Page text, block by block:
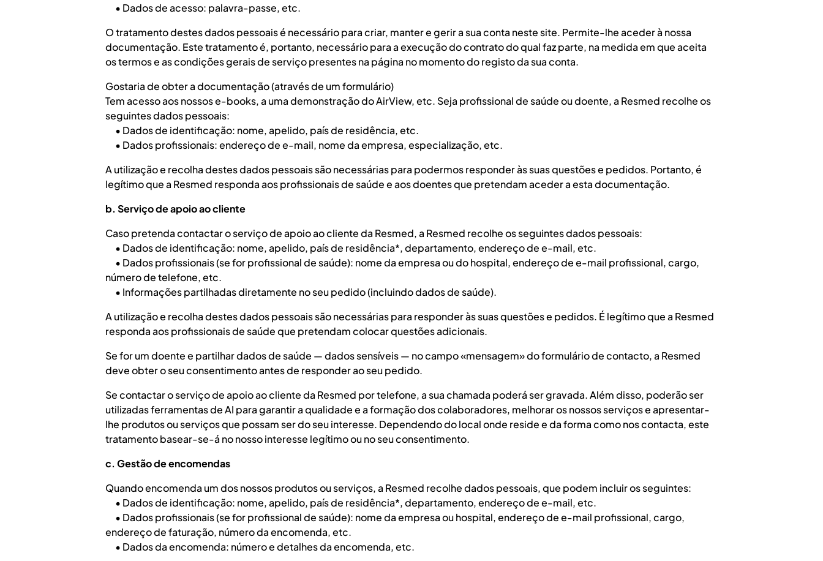
• Dados de acesso: palavra-passe, etc.
O tratamento destes dados pessoais é necessário para criar, manter e gerir a sua conta neste site. Permite-lhe aceder à nossa
documentação. Este tratamento é, portanto, necessário para a execução do contrato do qual faz parte, na medida em que aceita
os termos e as condições gerais de serviço presentes na página no momento do registo da sua conta.
Gostaria de obter a documentação (através de um formulário)
Tem acesso aos nossos e-books, a uma demonstração do AirView, etc. Seja profissional de saúde ou doente, a Resmed recolhe os
seguintes dados pessoais:
• Dados de identificação: nome, apelido, país de residência, etc.
• Dados profissionais: endereço de e-mail, nome da empresa, especialização, etc.
A utilização e recolha destes dados pessoais são necessárias para podermos responder às suas questões e pedidos. Portanto, é
legítimo que a Resmed responda aos profissionais de saúde e aos doentes que pretendam aceder a esta documentação.
b. Serviço de apoio ao cliente
Caso pretenda contactar o serviço de apoio ao cliente da Resmed, a Resmed recolhe os seguintes dados pessoais:
• Dados de identificação: nome, apelido, país de residência*, departamento, endereço de e-mail, etc.
• Dados profissionais (se for profissional de saúde): nome da empresa ou do hospital, endereço de e-mail profissional, cargo,
número de telefone, etc.
• Informações partilhadas diretamente no seu pedido (incluindo dados de saúde).
A utilização e recolha destes dados pessoais são necessárias para responder às suas questões e pedidos. É legítimo que a Resmed
responda aos profissionais de saúde que pretendam colocar questões adicionais.
Se for um doente e partilhar dados de saúde — dados sensíveis — no campo «mensagem» do formulário de contacto, a Resmed
deve obter o seu consentimento antes de responder ao seu pedido.
Se contactar o serviço de apoio ao cliente da Resmed por telefone, a sua chamada poderá ser gravada. Além disso, poderão ser
utilizadas ferramentas de AI para garantir a qualidade e a formação dos colaboradores, melhorar os nossos serviços e apresentar-
lhe produtos ou serviços que possam ser do seu interesse. Dependendo do local onde reside e da forma como nos contacta, este
tratamento basear-se-á no nosso interesse legítimo ou no seu consentimento.
c. Gestão de encomendas
Quando encomenda um dos nossos produtos ou serviços, a Resmed recolhe dados pessoais, que podem incluir os seguintes:
• Dados de identificação: nome, apelido, país de residência*, departamento, endereço de e-mail, etc.
• Dados profissionais (se for profissional de saúde): nome da empresa ou hospital, endereço de e-mail profissional, cargo,
endereço de faturação, número da encomenda, etc.
• Dados da encomenda: número e detalhes da encomenda, etc.